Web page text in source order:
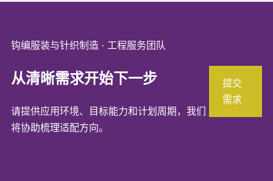
钩编服装与针织制造 · 工程服务团队
从清晰需求开始下一步
请提供应用环境、目标能力和计划周期，我们
将协助梳理适配方向。
提交
需求